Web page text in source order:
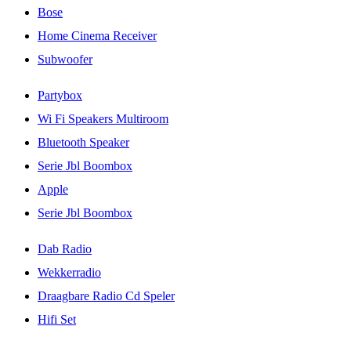
Bose
Home Cinema Receiver
Subwoofer
Partybox
Wi Fi Speakers Multiroom
Bluetooth Speaker
Serie Jbl Boombox
Apple
Serie Jbl Boombox
Dab Radio
Wekkerradio
Draagbare Radio Cd Speler
Hifi Set